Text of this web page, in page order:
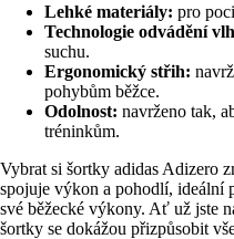
Lehké materiály: pro
Technologie odvádění
suchu.
Ergonomický střih:
pohybům běžce.
Odolnost: navrženo tak,
tréninkům.
Vybrat si šortky adidas Adizero
spojuje výkon a pohodlí, ideální
své běžecké výkony. Ať už jste
šortky se dokážou přizpůsobit